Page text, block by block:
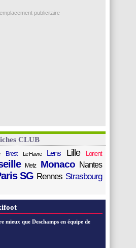
emplacement publicitaire
CLUB
Brest Le Havre Lens Lille Lorient
Metz Monaco Nantes
SG Rennes Strasbourg
mieux que Deschamps en équipe de